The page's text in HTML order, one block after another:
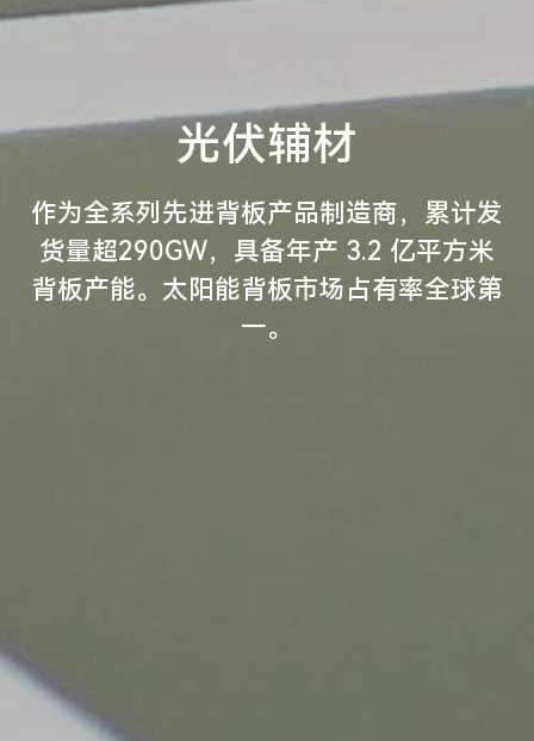
光伏辅材
作为全系列先进背板产品制造商，累计发
货量超290GW，具备年产 3.2 亿平方米
背板产能。太阳能背板市场占有率全球第
一。